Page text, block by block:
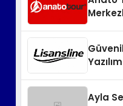
Ayla